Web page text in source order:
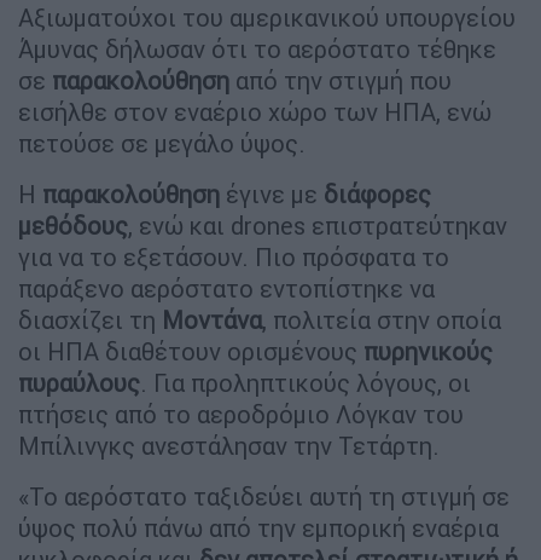
Αξιωματούχοι του αμερικανικού υπουργείου
Άμυνας δήλωσαν ότι το αερόστατο τέθηκε
σε παρακολούθηση από την στιγμή που
εισήλθε στον εναέριο χώρο των ΗΠΑ, ενώ
πετούσε σε μεγάλο ύψος.
Η παρακολούθηση έγινε με διάφορες
μεθόδους, ενώ και drones επιστρατεύτηκαν
για να το εξετάσουν. Πιο πρόσφατα το
παράξενο αερόστατο εντοπίστηκε να
διασχίζει τη Μοντάνα, πολιτεία στην οποία
οι ΗΠΑ διαθέτουν ορισμένους πυρηνικούς
πυραύλους. Για προληπτικούς λόγους, οι
πτήσεις από το αεροδρόμιο Λόγκαν του
Μπίλινγκς ανεστάλησαν την Τετάρτη.
«Το αερόστατο ταξιδεύει αυτή τη στιγμή σε
ύψος πολύ πάνω από την εμπορική εναέρια